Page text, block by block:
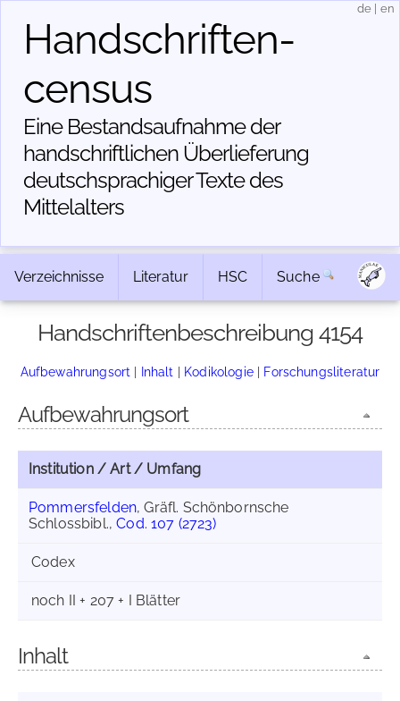
Handschriften­
census
Eine Bestandsaufnahme der
handschriftlichen Über­lieferung
deutschsprachiger Texte des
Mittelalters
de en
Verzeichnisse Literatur HSC Suche
Handschriftenbeschreibung 4154
Aufbewahrungsort | Inhalt | Kodikologie| Forschungsliteratur
Aufbewahrungsort
Institution / Art / Umfang
Pommersfelden, Gräfl. Schönbornsche
Schlossbibl.,Cod. 107 (2723)
Codex
noch II + 207 + I Blätter
Inhalt